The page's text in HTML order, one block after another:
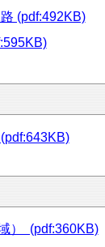
(pdf:492KB)
） (pdf:360KB)